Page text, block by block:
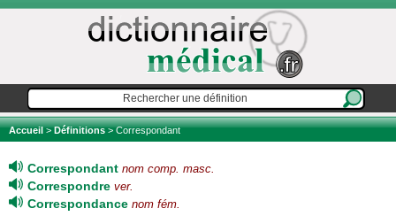
Accueil>Définitions> Correspondant
Correspondant nom comp. masc.
Correspondre ver.
Correspondance nom fém.